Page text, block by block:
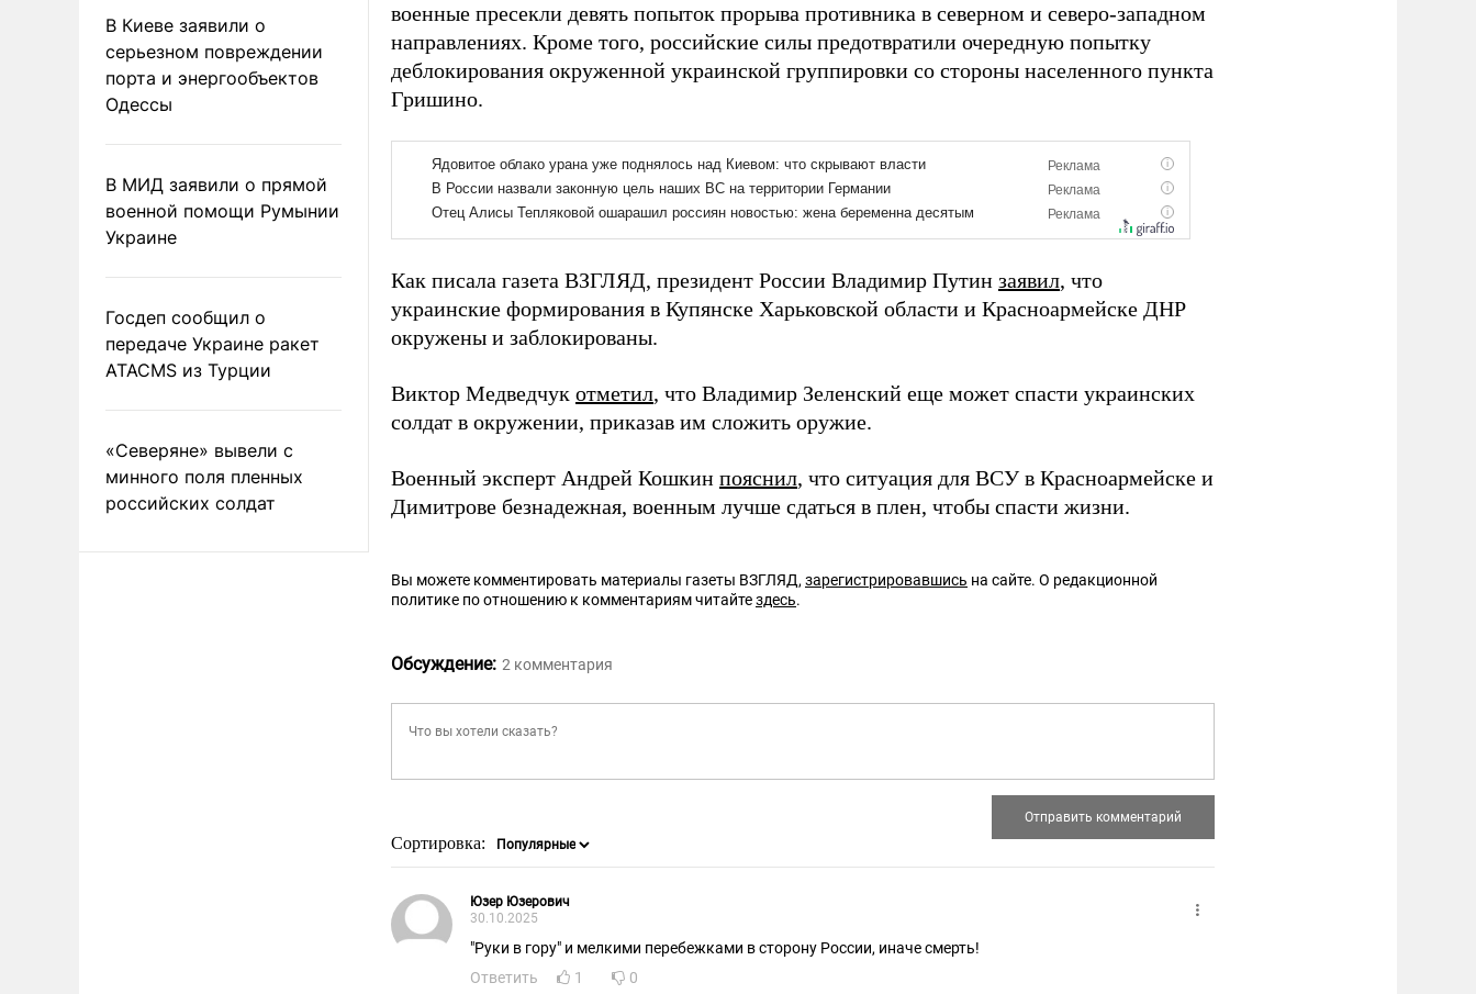
В Киеве заявили о
серьезном повреждении
порта и энергообъектов
Одессы
В МИД заявили о прямой
военной помощи Румынии
Украине
Госдеп сообщил о
передаче Украине ракет
ATACMS из Турции
«Северяне» вывели с
минного поля пленных
российских солдат
военные пресекли девять попыток прорыва противника в северном и северо-западном
направлениях. Кроме того, российские силы предотвратили очередную попытку
деблокирования окруженной украинской группировки со стороны населенного пункта
Гришино.
Как писала газета ВЗГЛЯД, президент России Владимир Путин заявил, что
украинские формирования в Купянске Харьковской области и Красноармейске ДНР
окружены и заблокированы.
Виктор Медведчук отметил, что Владимир Зеленский еще может спасти украинских
солдат в окружении, приказав им сложить оружие.
Военный эксперт Андрей Кошкин пояснил, что ситуация для ВСУ в Красноармейске и
Димитрове безнадежная, военным лучше сдаться в плен, чтобы спасти жизни.
Вы можете комментировать материалы газеты ВЗГЛЯД,зарегистрировавшись на сайте. О редакционной
политике по отношению к комментариям читайтездесь.
Обсуждение: 2 комментария
Сортировка:
Юзер Юзерович
30.10.2025
"Руки в гору" и мелкими перебежками в сторону России, иначе смерть!
Ответить
1 0